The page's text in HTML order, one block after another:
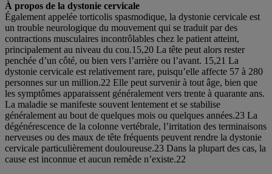
À propos de la dystonie cervicale
Également appelée torticolis spasmodique, la dystonie cervicale est
un trouble neurologique du mouvement qui se traduit par des
contractions musculaires incontrôlables chez le patient atteint,
principalement au niveau du cou.15,20 La tête peut alors rester
penchée d’un côté, ou bien vers l’arrière ou l’avant. 15,21 La
dystonie cervicale est relativement rare, puisqu’elle affecte 57 à 280
personnes sur un million.22 Elle peut survenir à tout âge, bien que
les symptômes apparaissent généralement vers trente à quarante ans.
La maladie se manifeste souvent lentement et se stabilise
généralement au bout de quelques mois ou quelques années.23 La
dégénérescence de la colonne vertébrale, l’irritation des terminaisons
nerveuses ou des maux de tête fréquents peuvent rendre la dystonie
cervicale particulièrement douloureuse.23 Dans la plupart des cas, la
cause est inconnue et aucun remède n’existe.22